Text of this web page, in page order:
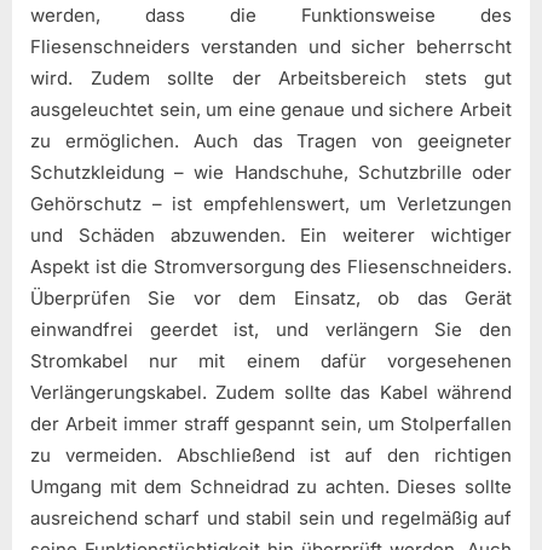
werden, dass die Funktionsweise des
Fliesenschneiders verstanden und sicher beherrscht
wird. Zudem sollte der Arbeitsbereich stets gut
ausgeleuchtet sein, um eine genaue und sichere Arbeit
zu ermöglichen. Auch das Tragen von geeigneter
Schutzkleidung – wie Handschuhe, Schutzbrille oder
Gehörschutz – ist empfehlenswert, um Verletzungen
und Schäden abzuwenden. Ein weiterer wichtiger
Aspekt ist die Stromversorgung des Fliesenschneiders.
Überprüfen Sie vor dem Einsatz, ob das Gerät
einwandfrei geerdet ist, und verlängern Sie den
Stromkabel nur mit einem dafür vorgesehenen
Verlängerungskabel. Zudem sollte das Kabel während
der Arbeit immer straff gespannt sein, um Stolperfallen
zu vermeiden. Abschließend ist auf den richtigen
Umgang mit dem Schneidrad zu achten. Dieses sollte
ausreichend scharf und stabil sein und regelmäßig auf